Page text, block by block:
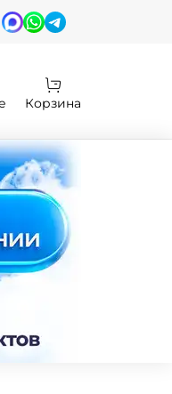
Корзина